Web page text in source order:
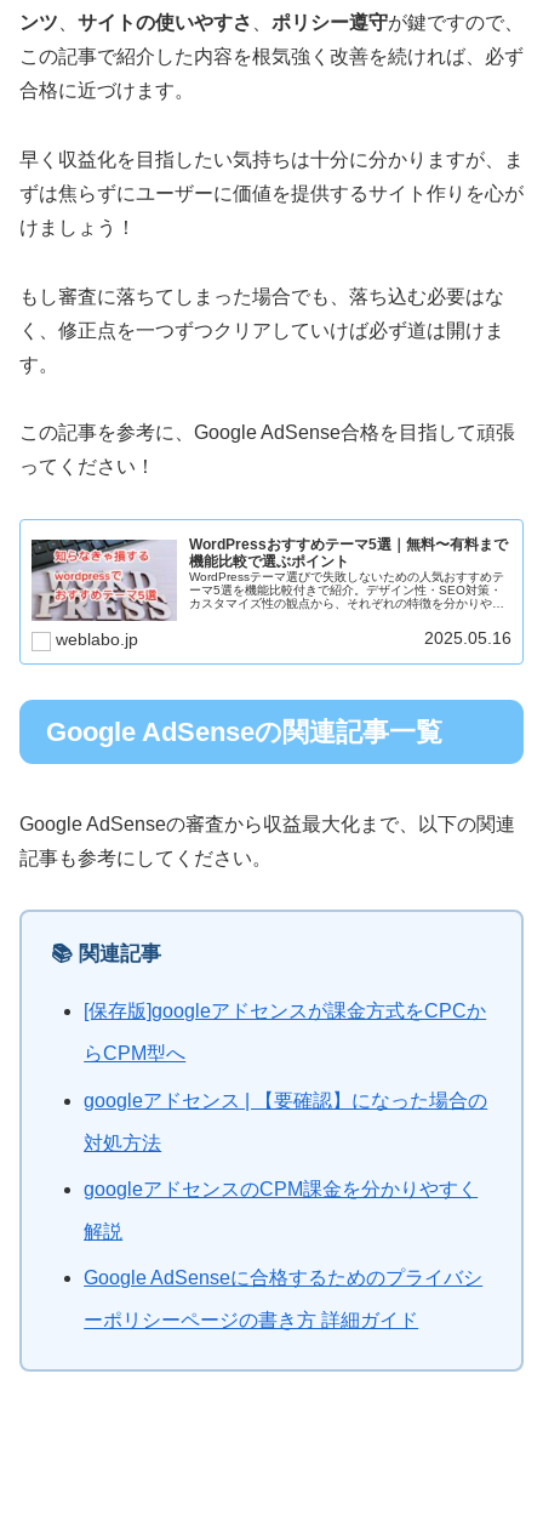
ンツ
サイトの使いやすさ ポリシー遵守が鍵ですので、
この記事で紹介した内容を根気強く改善を続ければ、必ず
合格に近づけます。
早く収益化を目指したい気持ちは十分に分かりますが、ま
ずは焦らずにユーザーに価値を提供するサイト作りを心が
けましょう！
もし審査に落ちてしまった場合でも、落ち込む必要はな
く、修正点を一つずつクリアしていけば必ず道は開けま
す。
この記事を参考に、Google AdSense合格を目指して頑張
ってください！
WordPressおすすめテーマ5選｜無料〜有料まで
機能比較で選ぶポイント
WordPressテーマ選びで失敗しないための人気おすすめテ
ーマ5選を機能比較付きで紹介。デザイン性・SEO対策・
カスタマイズ性の観点から、それぞれの特徴を分かりやす
weblabo.jp 2025.05.16
Google AdSenseの関連記事一覧
Google AdSenseの審査から収益最大化まで、以下の関連
記事も参考にしてください。
📚 関連記事
[保存版]googleアドセンスが課金方式をCPCか
らCPM型へ
googleアドセンス | 【要確認】になった場合の
対処方法
googleアドセンスのCPM課金を分かりやすく
解説
Google AdSenseに合格するためのプライバシ
ーポリシーページの書き方 詳細ガイド